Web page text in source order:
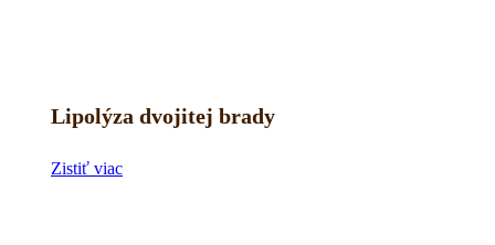
Lipolýza dvojitej brady
Zistiť viac